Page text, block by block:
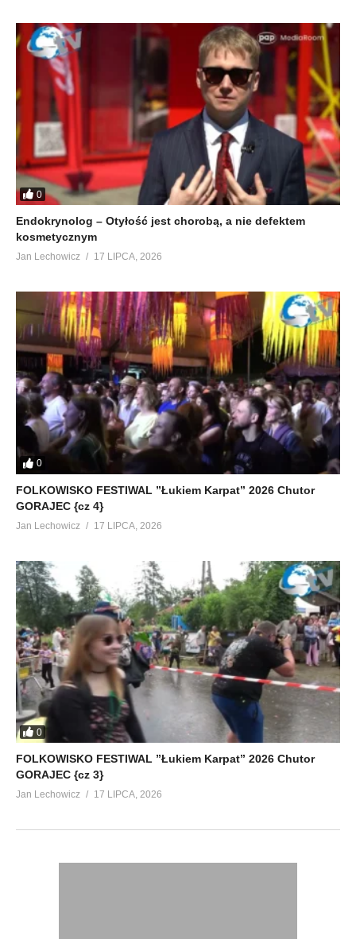
0
Endokrynolog – Otyłość jest chorobą, a nie defektem
kosmetycznym
Jan Lechowicz 17 LIPCA, 2026
0
FOLKOWISKO FESTIWAL ”Łukiem Karpat” 2026 Chutor
GORAJEC {cz 4}
Jan Lechowicz 17 LIPCA, 2026
0
FOLKOWISKO FESTIWAL ”Łukiem Karpat” 2026 Chutor
GORAJEC {cz 3}
Jan Lechowicz 17 LIPCA, 2026